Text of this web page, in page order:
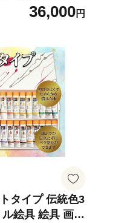
絵画 水性 アク
ット 24色セッ
材 つやアリ 重
耐水性 ロングラ
絵具 バニーコ
36,000円
タイプ 伝統色3
絵具 絵具 画材